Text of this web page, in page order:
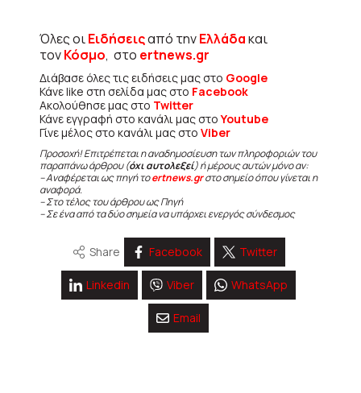
Όλες οιΕιδήσειςαπό τηνΕλλάδακαι
τονΚόσμο, στο ertnews.gr
Διάβασε όλες τις ειδήσεις μας στο Google
Κάνε like στη σελίδα μας στο Facebook
Ακολούθησε μας στο Twitter
Κάνε εγγραφή στο κανάλι μας στοYoutube
Γίνε μέλος στο κανάλι μας στο Viber
Προσοχή! Επιτρέπεται η αναδημοσίευση των πληροφοριών του
παραπάνω άρθρου (όχι αυτολεξεί) ή μέρους αυτών μόνο αν:
– Αναφέρεται ως πηγή τοertnews.grστο σημείο όπου γίνεται η
αναφορά.
– Στο τέλος του άρθρου ως Πηγή
– Σε ένα από τα δύο σημεία να υπάρχει ενεργός σύνδεσμος
Share Facebook Twitter
Linkedin Viber WhatsApp
Email